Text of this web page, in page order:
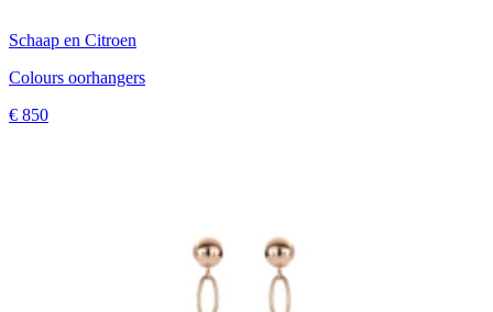
Schaap en Citroen
Colours oorhangers
€ 850